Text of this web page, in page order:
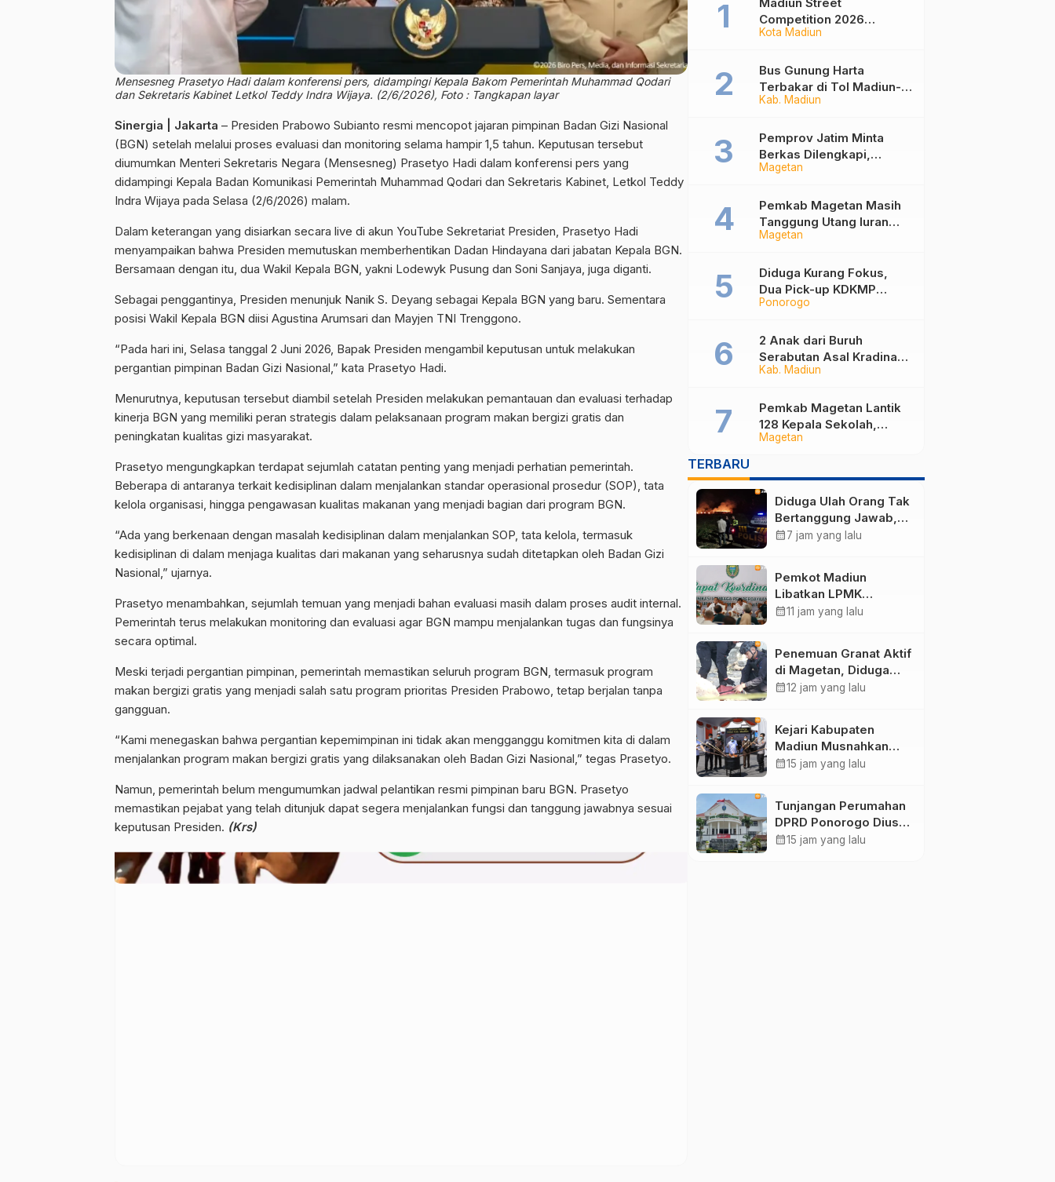
Mensesneg Prasetyo Hadi dalam konferensi pers, didampingi Kepala Bakom Pemerintah Muhammad Qodari
dan Sekretaris Kabinet Letkol Teddy Indra Wijaya. (2/6/2026), Foto : Tangkapan layar
Sinergia | Jakarta – Presiden Prabowo Subianto resmi mencopot jajaran pimpinan Badan Gizi Nasional
(BGN) setelah melalui proses evaluasi dan monitoring selama hampir 1,5 tahun. Keputusan tersebut
diumumkan Menteri Sekretaris Negara (Mensesneg) Prasetyo Hadi dalam konferensi pers yang
didampingi Kepala Badan Komunikasi Pemerintah Muhammad Qodari dan Sekretaris Kabinet, Letkol Teddy
Indra Wijaya pada Selasa (2/6/2026) malam.
Dalam keterangan yang disiarkan secara live di akun YouTube Sekretariat Presiden, Prasetyo Hadi
menyampaikan bahwa Presiden memutuskan memberhentikan Dadan Hindayana dari jabatan Kepala BGN.
Bersamaan dengan itu, dua Wakil Kepala BGN, yakni Lodewyk Pusung dan Soni Sanjaya, juga diganti.
Sebagai penggantinya, Presiden menunjuk Nanik S. Deyang sebagai Kepala BGN yang baru. Sementara
posisi Wakil Kepala BGN diisi Agustina Arumsari dan Mayjen TNI Trenggono.
“Pada hari ini, Selasa tanggal 2 Juni 2026, Bapak Presiden mengambil keputusan untuk melakukan
pergantian pimpinan Badan Gizi Nasional,” kata Prasetyo Hadi.
Menurutnya, keputusan tersebut diambil setelah Presiden melakukan pemantauan dan evaluasi terhadap
kinerja BGN yang memiliki peran strategis dalam pelaksanaan program makan bergizi gratis dan
peningkatan kualitas gizi masyarakat.
Prasetyo mengungkapkan terdapat sejumlah catatan penting yang menjadi perhatian pemerintah.
Beberapa di antaranya terkait kedisiplinan dalam menjalankan standar operasional prosedur (SOP), tata
kelola organisasi, hingga pengawasan kualitas makanan yang menjadi bagian dari program BGN.
“Ada yang berkenaan dengan masalah kedisiplinan dalam menjalankan SOP, tata kelola, termasuk
kedisiplinan di dalam menjaga kualitas dari makanan yang seharusnya sudah ditetapkan oleh Badan Gizi
Nasional,” ujarnya.
Prasetyo menambahkan, sejumlah temuan yang menjadi bahan evaluasi masih dalam proses audit internal.
Pemerintah terus melakukan monitoring dan evaluasi agar BGN mampu menjalankan tugas dan fungsinya
secara optimal.
Meski terjadi pergantian pimpinan, pemerintah memastikan seluruh program BGN, termasuk program
makan bergizi gratis yang menjadi salah satu program prioritas Presiden Prabowo, tetap berjalan tanpa
gangguan.
“Kami menegaskan bahwa pergantian kepemimpinan ini tidak akan mengganggu komitmen kita di dalam
menjalankan program makan bergizi gratis yang dilaksanakan oleh Badan Gizi Nasional,” tegas Prasetyo.
Namun, pemerintah belum mengumumkan jadwal pelantikan resmi pimpinan baru BGN. Prasetyo
memastikan pejabat yang telah ditunjuk dapat segera menjalankan fungsi dan tanggung jawabnya sesuai
keputusan Presiden. (Krs)
Kota Madiun
Competition 2026
Ramaikan Balai Kota,
Muda dari Basket 3×3
hingga Mural
Kab. Madiun
Bus Gunung Harta
Terbakar di Tol Madiun-
Nganjuk, 30 Penumpang
Magetan
Pemprov Jatim Minta
Berkas Dilengkapi,
Penetapan Ketua DPRD
Magetan
Pemkab Magetan Masih
Tanggung Utang Iuran
JKN Rp6 Miliar, Dampak
Tekanan Fiskal
Ponorogo
Diduga Kurang Fokus,
Dua Pick-up KDKMP
Tabrak Bus Pariwisata di
Kab. Madiun
2 Anak dari Buruh
Serabutan Asal Kradinan
Madiun Kini Masuk
Magetan
Pemkab Magetan Lantik
128 Kepala Sekolah,
Bupati Pastikan
Dibuka untuk Isi Jabatan
yang Masih Kosong
TERBARU
Diduga Ulah Orang Tak
Bertanggung Jawab,
Lahan Tebu Seluas 2
calendar_month7 jam yang lalu
Pemkot Madiun
Libatkan LPMK
Percepat Program
Butuh Penanganan
Cepat
calendar_month11 jam yang lalu
Penemuan Granat Aktif
di Magetan, Diduga
Sisa Perang Dunia II
calendar_month12 jam yang lalu
Kejari Kabupaten
Madiun Musnahkan
Barang Bukti 21
calendar_month15 jam yang lalu
Tunjangan Perumahan
DPRD Ponorogo Diusut
Kejari, Segini Besaran
calendar_month15 jam yang lalu